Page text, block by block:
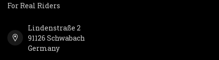
For Real Riders
Lindenstraße 2
91126 Schwabach
Germany